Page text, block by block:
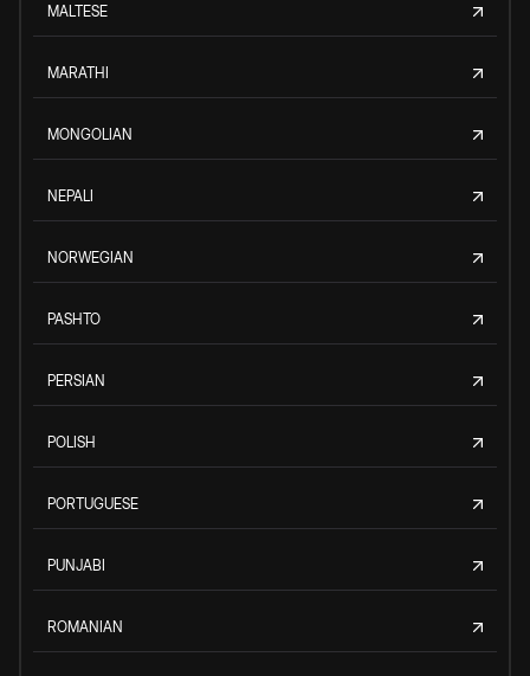
MALTESE
MARATHI
MONGOLIAN
NEPALI
NORWEGIAN
PASHTO
PERSIAN
POLISH
PORTUGUESE
PUNJABI
ROMANIAN